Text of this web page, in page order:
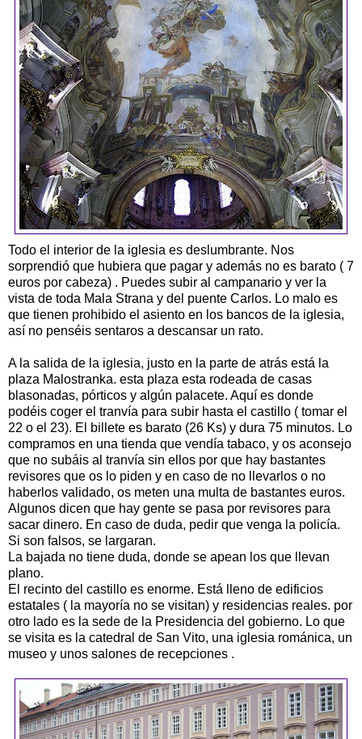
Todo el interior de la iglesia es deslumbrante. Nos
sorprendió que hubiera que pagar y además no es barato ( 7
euros por cabeza) . Puedes subir al campanario y ver la
vista de toda Mala Strana y del puente Carlos. Lo malo es
que tienen prohibido el asiento en los bancos de la iglesia,
así no penséis sentaros a descansar un rato.
A la salida de la iglesia, justo en la parte de atrás está la
plaza Malostranka. esta plaza esta rodeada de casas
blasonadas, pórticos y algún palacete. Aquí es donde
podéis coger el tranvía para subir hasta el castillo ( tomar el
22 o el 23). El billete es barato (26 Ks) y dura 75 minutos. Lo
compramos en una tienda que vendía tabaco, y os aconsejo
que no subáis al tranvía sin ellos por que hay bastantes
revisores que os lo piden y en caso de no llevarlos o no
haberlos validado, os meten una multa de bastantes euros.
Algunos dicen que hay gente se pasa por revisores para
sacar dinero. En caso de duda, pedir que venga la policía.
Si son falsos, se largaran.
La bajada no tiene duda, donde se apean los que llevan
plano.
El recinto del castillo es enorme. Está lleno de edificios
estatales ( la mayoría no se visitan) y residencias reales. por
otro lado es la sede de la Presidencia del gobierno. Lo que
se visita es la catedral de San Vito, una iglesia románica, un
museo y unos salones de recepciones .